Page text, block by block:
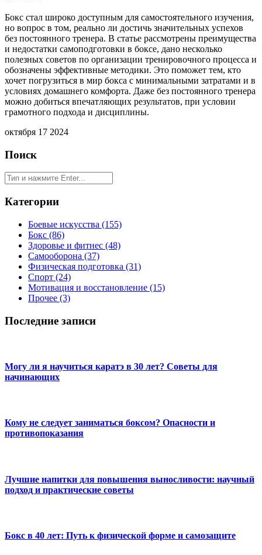
Бокс стал широко доступным для самостоятельного изучения,
но вопрос в том, реально ли достичь значительных успехов
без постоянного тренера. В статье рассмотрены преимущества
и недостатки самоподготовки в боксе, дано несколько
полезных советов по организации тренировочного процесса и
обозначены эффективные методики. Это поможет тем, кто
хочет погрузиться в мир бокса с минимальными затратами и в
условиях домашнего комфорта. Даже без постоянного тренера
можно добиться впечатляющих результатов, при условии
грамотного подхода и дисциплины.
октября 17 2024
Поиск
Категории
Боевые искусства (155)
Бокс (86)
Здоровье и фитнес (48)
Самооборона (37)
Физическая подготовка (31)
Спорт (24)
Мотивация и восстановление (15)
Прочее (3)
Последние записи
Могу ли я научиться каратэ в 30 лет? Советы для
начинающих
Кому не следует заниматься боксом? Опасности и
противопоказания
Лучшие напитки для повышения выносливости: научный
подход и практические советы
Бокс в 40 лет: Путь к физической форме и самозащите